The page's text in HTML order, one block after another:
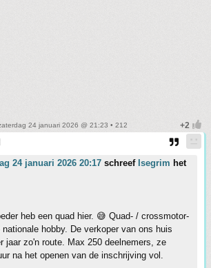
24 januari 2026 @ 21:23 • 212
24 januari 2026 20:17 schreef Isegrim het
heb een quad hier. 😅 Quad- / crossmotor-
hobby. De verkoper van ons huis
jaar zo'n route. Max 250 deelnemers, ze
na het openen van de inschrijving vol.